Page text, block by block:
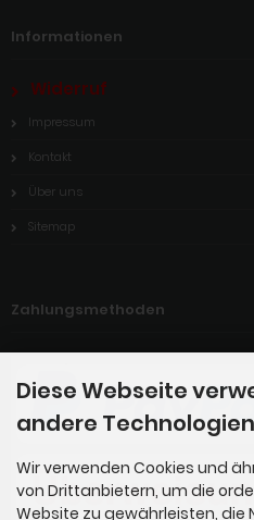
Informationen
Widerruf
Impressum
Kontakt
Über uns
Sitemap
Zahlungsmethoden
Diese Webseite
andere Technologien
Wir verwenden Cookies und
von Drittanbietern, um die
Website zu gewährleisten, die